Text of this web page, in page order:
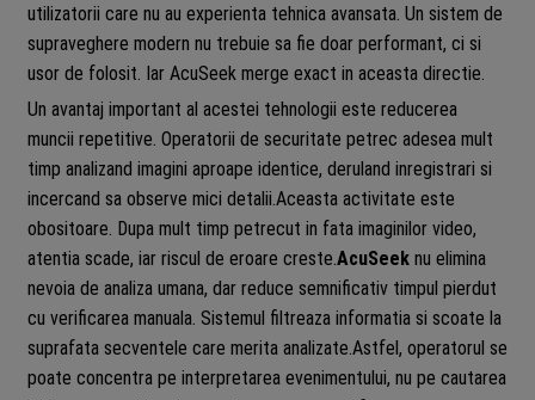
utilizatorii care nu au experienta tehnica avansata. Un sistem de
supraveghere modern nu trebuie sa fie doar performant, ci si
usor de folosit. Iar AcuSeek merge exact in aceasta directie.
Un avantaj important al acestei tehnologii este reducerea
muncii repetitive. Operatorii de securitate petrec adesea mult
timp analizand imagini aproape identice, deruland inregistrari si
incercand sa observe mici detalii.Aceasta activitate este
obositoare. Dupa mult timp petrecut in fata imaginilor video,
atentia scade, iar riscul de eroare creste. AcuSeeknu elimina
nevoia de analiza umana, dar reduce semnificativ timpul pierdut
cu verificarea manuala. Sistemul filtreaza informatia si scoate la
suprafata secventele care merita analizate.Astfel, operatorul se
poate concentra pe interpretarea evenimentului, nu pe cautarea